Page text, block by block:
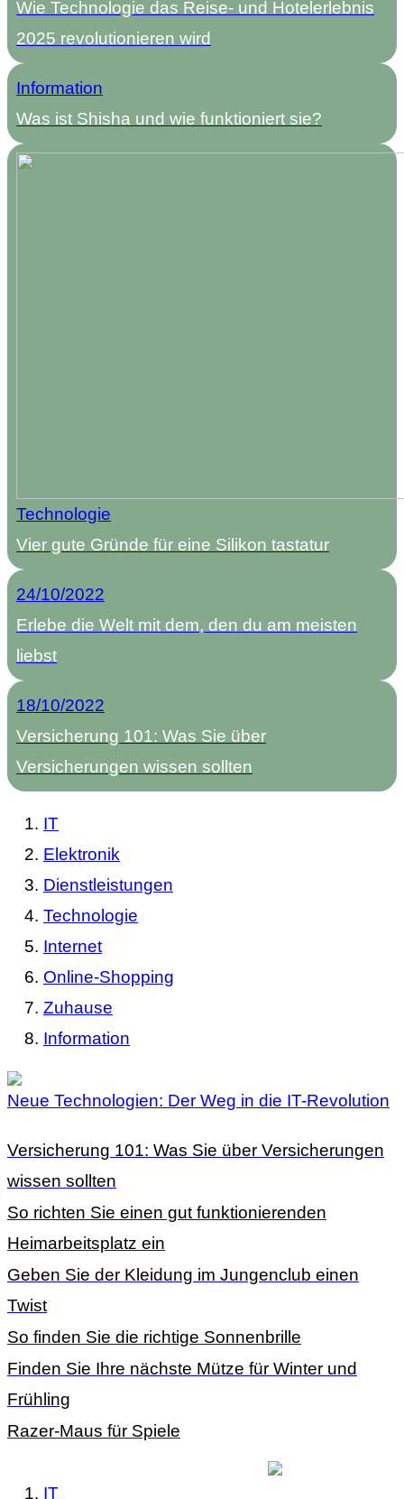
Wie Technologie das Reise- und Hotelerlebnis
2025 revolutionieren wird
Information
Was ist Shisha und wie funktioniert sie?
Technologie
Vier gute Gründe für eine Silikon tastatur
24/10/2022
Erlebe die Welt mit dem, den du am meisten
liebst
18/10/2022
Versicherung 101: Was Sie über
Versicherungen wissen sollten
IT
Elektronik
Dienstleistungen
Technologie
Internet
Online-Shopping
Zuhause
Information
Neue Technologien: Der Weg in die IT-Revolution
Versicherung 101: Was Sie über Versicherungen
wissen sollten
So richten Sie einen gut funktionierenden
Heimarbeitsplatz ein
Geben Sie der Kleidung im Jungenclub einen
Twist
So finden Sie die richtige Sonnenbrille
Finden Sie Ihre nächste Mütze für Winter und
Frühling
Razer-Maus für Spiele
IT